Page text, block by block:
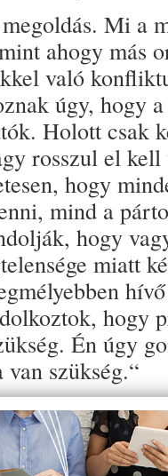
Mi a
ahogy más
való
úgy, hogy
Holott csak
rosszul el
hogy
mind a
hogy
miatt
hogy
Én úgy
szükség.“